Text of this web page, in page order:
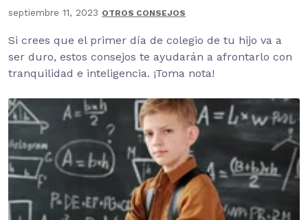
septiembre 11, 2023 OTROS CONSEJOS
Si crees que el primer día de colegio de tu hijo va a
ser duro, estos consejos te ayudarán a afrontarlo con
tranquilidad e inteligencia. ¡Toma nota!